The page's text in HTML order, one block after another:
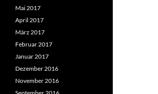
Mai 2017
April 2017
März 2017
Februar 2017
Januar 2017
Dezember 2016
November 2016